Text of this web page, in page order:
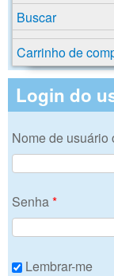
Buscar
Carrinho de
Login do
Nome de usuário
Senha *
Lembrar-me